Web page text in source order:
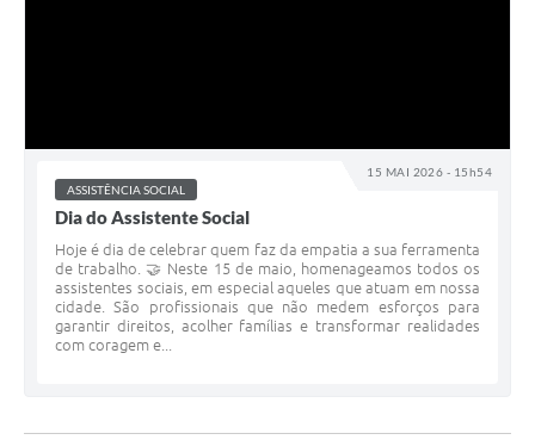
15 MAI 2026 - 15h54
ASSISTÊNCIA SOCIAL
Dia do Assistente Social
Hoje é dia de celebrar quem faz da empatia a sua ferramenta
de trabalho. 🤝 Neste 15 de maio, homenageamos todos os
assistentes sociais, em especial aqueles que atuam em nossa
cidade. São profissionais que não medem esforços para
garantir direitos, acolher famílias e transformar realidades
com coragem e...